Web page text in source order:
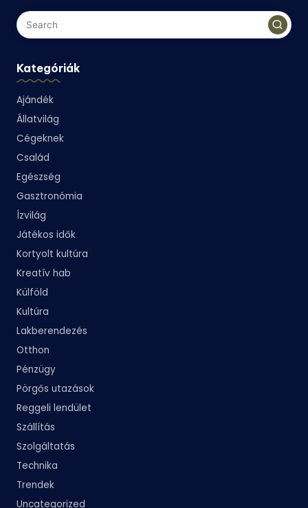
Kategóriák
Ajándék
Állatvilág
Cégeknek
Család
Egészség
Gasztronómia
Ízvilág
Játékos idők
Kortyolt kultúra
Kreatív hab
Külföld
Kultúra
Lakberendezés
Otthon
Pénzügy
Pörgős utazások
Reggeli lendület
Szállítás
Szolgáltatás
Technika
Trendek
Uncategorized